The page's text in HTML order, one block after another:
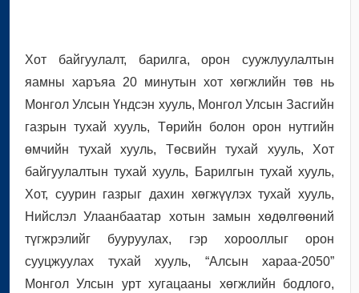
Хот байгуулалт, барилга, орон суужлуулалтын
яамны харъяа 20 минутын хот хөгжлийн төв нь
Монгол Улсын Үндсэн хууль, Монгол Улсын Засгийн
газрын тухай хууль, Төрийн болон орон нутгийн
өмчийн тухай хууль, Төсвийн тухай хууль, Хот
байгуулалтын тухай хууль, Барилгын тухай хууль,
Хот, суурин газрыг дахин хөгжүүлэх тухай хууль,
Нийслэл Улаанбаатар хотын замын хөдөлгөөний
түгжрэлийг бууруулах, гэр хорооллыг орон
сууцжуулах тухай хууль, “Алсын хараа-2050”
Монгол Улсын урт хугацааны хөгжлийн бодлого,